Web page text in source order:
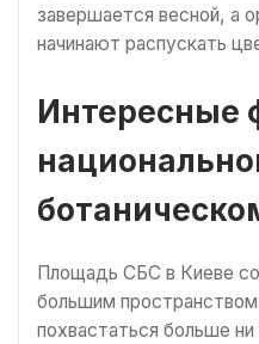
завершается весной, а
начинают распускать
Интересные
Площадь СБС в Киеве
большим
похвастаться больше